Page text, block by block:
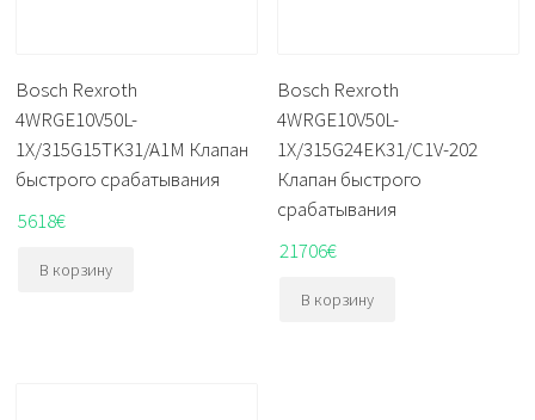
Bosch Rexroth
4WRGE10V50L-
1X/315G15TK31/A1M Клапан
быстрого срабатывания
5618€
В корзину
Bosch Rexroth
4WRGE10V50L-
1X/315G24EK31/C1V-202
Клапан быстрого
срабатывания
21706€
В корзину